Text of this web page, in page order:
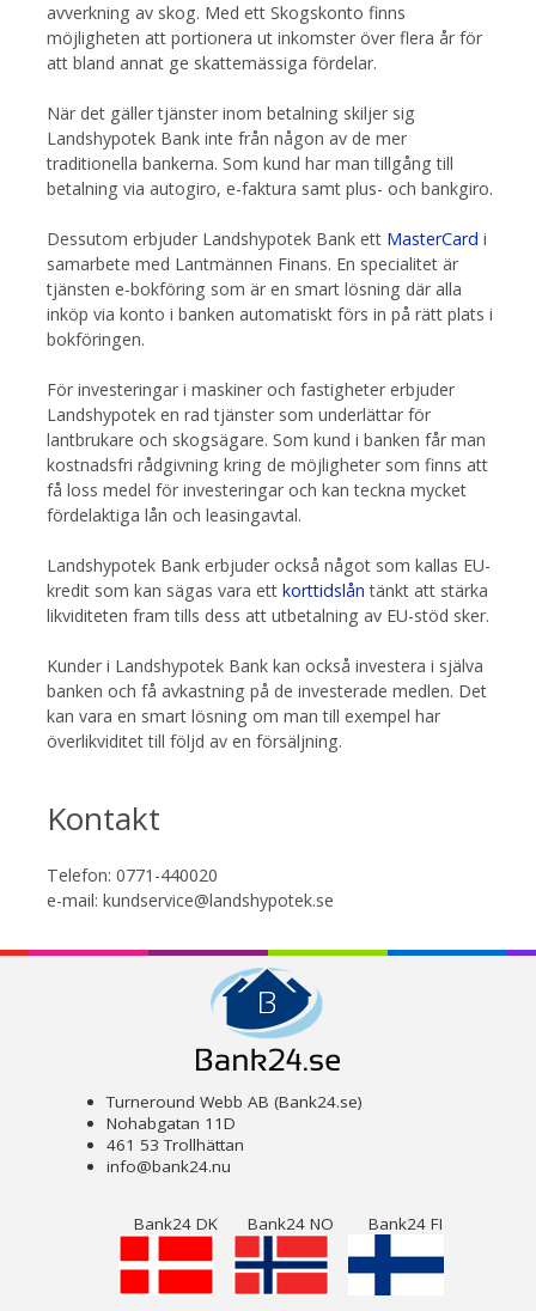
avverkning av skog. Med ett Skogskonto finns
möjligheten att portionera ut inkomster över flera år för
att bland annat ge skattemässiga fördelar.
När det gäller tjänster inom betalning skiljer sig
Landshypotek Bank inte från någon av de mer
traditionella bankerna. Som kund har man tillgång till
betalning via autogiro, e-faktura samt plus- och bankgiro.
Dessutom erbjuder Landshypotek Bank ett MasterCard i
samarbete med Lantmännen Finans. En specialitet är
tjänsten e-bokföring som är en smart lösning där alla
inköp via konto i banken automatiskt förs in på rätt plats i
bokföringen.
För investeringar i maskiner och fastigheter erbjuder
Landshypotek en rad tjänster som underlättar för
lantbrukare och skogsägare. Som kund i banken får man
kostnadsfri rådgivning kring de möjligheter som finns att
få loss medel för investeringar och kan teckna mycket
fördelaktiga lån och leasingavtal.
Landshypotek Bank erbjuder också något som kallas EU-
kredit som kan sägas vara ett korttidslån tänkt att stärka
likviditeten fram tills dess att utbetalning av EU-stöd sker.
Kunder i Landshypotek Bank kan också investera i själva
banken och få avkastning på de investerade medlen. Det
kan vara en smart lösning om man till exempel har
överlikviditet till följd av en försäljning.
Kontakt
Telefon: 0771-440020
e-mail: kundservice@landshypotek.se
Turneround Webb AB (Bank24.se)
Nohabgatan 11D
461 53 Trollhättan
info@bank24.nu
Bank24 DK Bank24 NO Bank24 FI